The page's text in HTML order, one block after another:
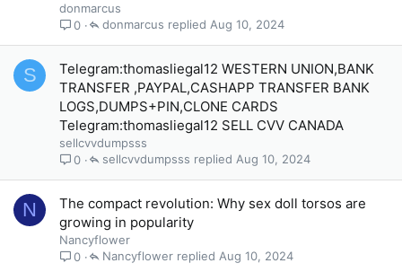
donmarcus
0
Aug 10, 2024
donmarcus
S
Telegram:thomasliegal12 WESTERN UNION,BANK
TRANSFER ,PAYPAL,CASHAPP TRANSFER BANK
LOGS,DUMPS+PIN,CLONE CARDS
Telegram:thomasliegal12 SELL CVV CANADA
sellcvvdumpsss
0
Aug 10, 2024
sellcvvdumpsss
N
The compact revolution: Why sex doll torsos are
growing in popularity
Nancyflower
0
Aug 10, 2024
Nancyflower